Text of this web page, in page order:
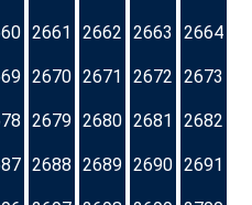
2661 2662 2663 2664
2670 2671 2672 2673
2679 2680 2681 2682
2688 2689 2690 2691